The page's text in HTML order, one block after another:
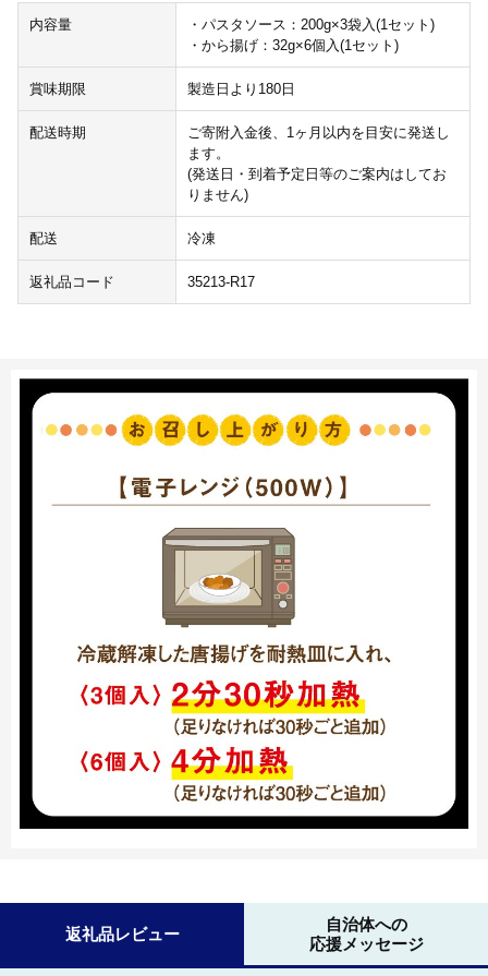
内容量
・パスタソース：200g×3袋入(1セット)
・から揚げ：32g×6個入(1セット)
賞味期限 製造日より180日
配送時期
ご寄附入金後、1ヶ月以内を目安に発送し
ます。
(発送日・到着予定日等のご案内はしてお
りません)
配送 冷凍
返礼品コード 35213-R17
返礼品レビュー
自治体への
応援メッセージ